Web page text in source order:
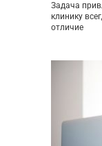
Задача
клинику
отличие